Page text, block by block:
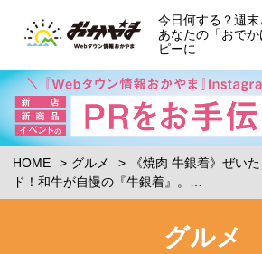
今日何する？週末
あなたの「おで
ピーに
HOME グルメ
《焼肉 牛銀着》ぜい
ド！和牛が自慢の『牛銀着』。…
グルメ